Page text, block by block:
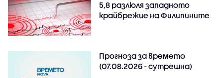
5,8 разлюля западното
крайбрежие на Филипините
Прогноза за времето
(07.08.2026 - сутрешна)